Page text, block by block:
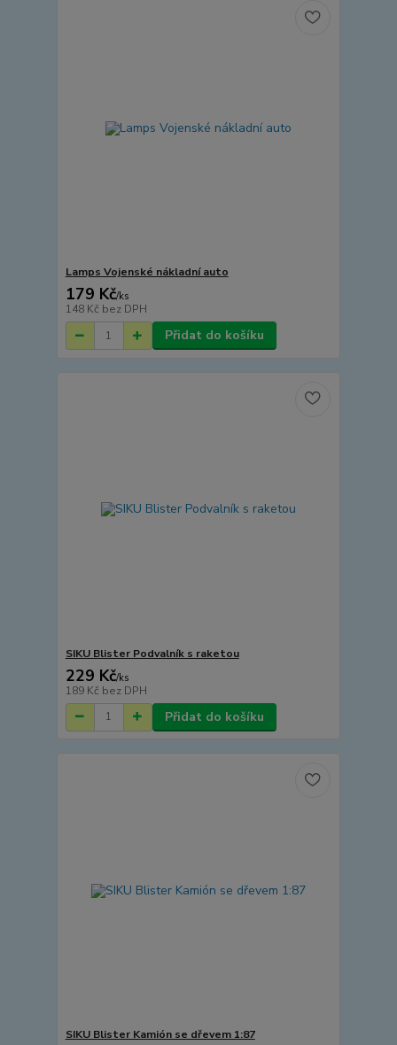
Lamps Vojenské nákladní auto
179 Kč/ks
148 Kč bez DPH
Přidat do košíku
SIKU Blister Podvalník s raketou
229 Kč/ks
189 Kč bez DPH
Přidat do košíku
SIKU Blister Kamión se dřevem 1:87